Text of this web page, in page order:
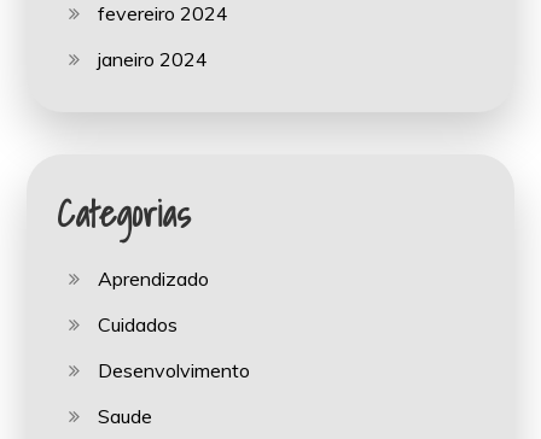
fevereiro 2024
janeiro 2024
Categorias
Aprendizado
Cuidados
Desenvolvimento
Saude